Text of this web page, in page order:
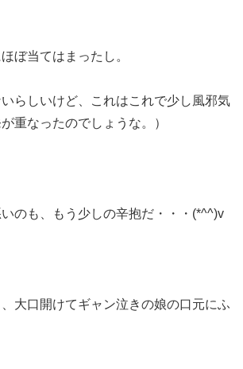
ぼ当てはまったし。
いらしいけど、これはこれで少し風邪気
重なったのでしょうな。）
のも、もう少しの辛抱だ・・・(*^^)v
大口開けてギャン泣きの娘の口元にふ